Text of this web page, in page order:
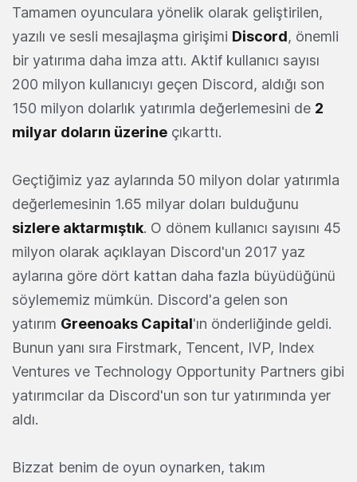
Tamamen oyunculara yönelik olarak geliştirilen,
yazılı ve sesli mesajlaşma girişimi Discord, önemli
bir yatırıma daha imza attı. Aktif kullanıcı sayısı
200 milyon kullanıcıyı geçen Discord, aldığı son
150 milyon dolarlık yatırımla değerlemesini de 2
milyar doların üzerine çıkarttı.
Geçtiğimiz yaz aylarında 50 milyon dolar yatırımla
değerlemesinin 1.65 milyar doları bulduğunu
sizlere aktarmıştık. O dönem kullanıcı sayısını 45
milyon olarak açıklayan Discord'un 2017 yaz
aylarına göre dört kattan daha fazla büyüdüğünü
söylememiz mümkün. Discord'a gelen son
yatırım Greenoaks Capital'ın önderliğinde geldi.
Bunun yanı sıra Firstmark, Tencent, IVP, Index
Ventures ve Technology Opportunity Partners gibi
yatırımcılar da Discord'un son tur yatırımında yer
aldı.
Bizzat benim de oyun oynarken, takım